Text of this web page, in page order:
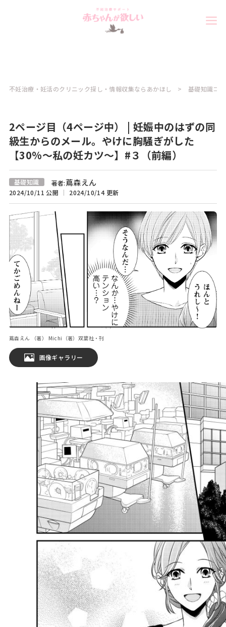
不妊治療・妊活のクリニック探し・情報収集ならあかほし 基礎知識コ
2ページ目（4ページ中） | 妊娠中のはずの同
級生からのメール。やけに胸騒ぎがした
【30%～私の妊カツ～】#３（前編）
基礎知識 著者:蔦森えん
2024/10/11 公開 2024/10/14 更新
蔦森えん （著） Michi（著）双葉社・刊
画像ギャラリー